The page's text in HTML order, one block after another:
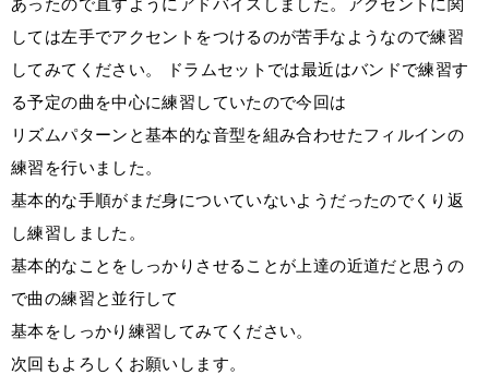
しては左手でアクセントをつけるのが苦手なようなので練習
してみてください。 ドラムセットでは最近はバンドで練習す
る予定の曲を中心に練習していたので今回は
リズムパターンと基本的な音型を組み合わせたフィルインの
練習を行いました。
基本的な手順がまだ身についていないようだったのでくり返
し練習しました。
基本的なことをしっかりさせることが上達の近道だと思うの
で曲の練習と並行して
基本をしっかり練習してみてください。
次回もよろしくお願いします。